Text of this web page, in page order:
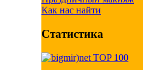
Как нас найти
Статистика